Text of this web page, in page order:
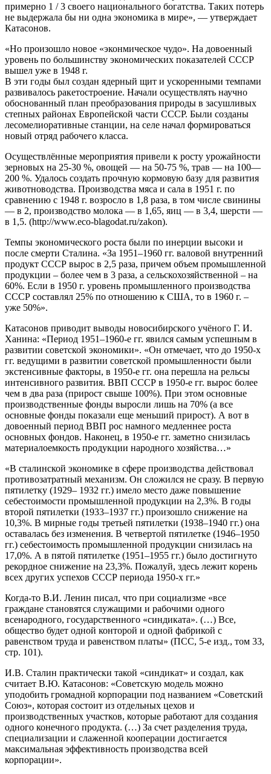
примерно 1 / 3 своего национального богатства. Таких потерь
не выдержала бы ни одна экономика в мире», — утверждает
Катасонов.
«Но произошло новое «эконмическое чудо». На довоенный
уровень по большинству экономических показателей СССР
вышел уже в 1948 г.
В эти годы был создан ядерный щит и ускоренными темпами
развивалось ракетостроение. Начали осуществлять научно
обоснованный план преобразования природы в засушливых
степных районах Европейской части СССР. Были созданы
лесомелиоративные станции, на селе начал формироваться
новый отряд рабочего класса.
Осуществлённые мероприятия привели к росту урожайности
зерновых на 25-30 %, овощей — на 50-75 %, трав — на 100—
200 %. Удалось создать прочную кормовую базу для развития
животноводства. Производства мяса и сала в 1951 г. по
сравнению с 1948 г. возросло в 1,8 раза, в том числе свинины
— в 2, производство молока — в 1,65, яиц — в 3,4, шерсти —
в 1,5. (http://www.eco-blagodat.ru/zakon).
Темпы экономического роста были по инерции высоки и
после смерти Сталина. «За 1951–1960 гг. валовой внутренний
продукт СССР вырос в 2,5 раза, причем объем промышленной
продукции – более чем в 3 раза, а сельскохозяйственной – на
60%. Если в 1950 г. уровень промышленного производства
СССР составлял 25% по отношению к США, то в 1960 г. –
уже 50%».
Катасонов приводит выводы новосибирского учёного Г. И.
Ханина: «Период 1951–1960-е гг. явился самым успешным в
развитии советской экономики». «Он отмечает, что до 1950-х
гг. ведущими в развитии советской промышленности были
экстенсивные факторы, в 1950-е гг. она перешла на рельсы
интенсивного развития. ВВП СССР в 1950-е гг. вырос более
чем в два раза (прирост свыше 100%). При этом основные
производственные фонды выросли лишь на 70% (а все
основные фонды показали еще меньший прирост). А вот в
довоенный период ВВП рос намного медленнее роста
основных фондов. Наконец, в 1950-е гг. заметно снизилась
материалоемкость продукции народного хозяйства…»
«В сталинской экономике в сфере производства действовал
противозатратный механизм. Он сложился не сразу. В первую
пятилетку (1929– 1932 гг.) имело место даже повышение
себестоимости промышленной продукции на 2,3%. В годы
второй пятилетки (1933–1937 гг.) произошло снижение на
10,3%. В мирные годы третьей пятилетки (1938–1940 гг.) она
оставалась без изменения. В четвертой пятилетке (1946–1950
гг.) себестоимость промышленной продукции снизилась на
17,0%. А в пятой пятилетке (1951–1955 гг.) было достигнуто
рекордное снижение на 23,3%. Пожалуй, здесь лежит корень
всех других успехов СССР периода 1950-х гг.»
Когда-то В.И. Ленин писал, что при социализме «все
граждане становятся служащими и рабочими одного
всенародного, государственного «синдиката». (…) Все,
общество будет одной конторой и одной фабрикой с
равенством труда и равенством платы» (ПСС, 5-е изд., том 33,
стр. 101).
И.В. Сталин практически такой «синдикат» и создал, как
считает В.Ю. Катасонов: «Советскую модель можно
уподобить громадной корпорации под названием «Советский
Союз», которая состоит из отдельных цехов и
производственных участков, которые работают для создания
одного конечного продукта. (…) За счет разделения труда,
специализации и слаженной кооперации достигается
максимальная эффективность производства всей
корпорации».